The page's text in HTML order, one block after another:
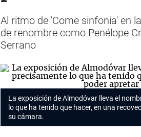
Al ritmo de 'Come sinfonia' en
de renombre como Penélope
Serrano
La exposición de Almodóvar lleva el
lo que ha tenido que hacer, en una
su cámara.